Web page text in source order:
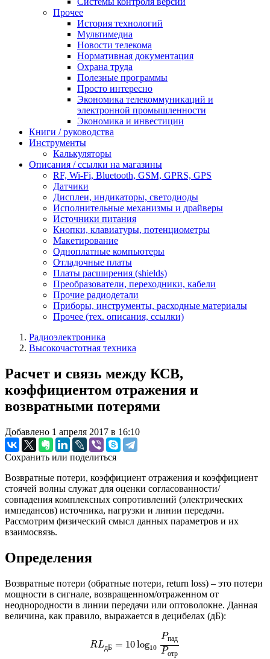
Прочее
История технологий
Мультимедиа
Новости телекома
Нормативная документация
Охрана труда
Полезные программы
Просто интересно
Экономика телекоммуникаций и
электронной промышленности
Экономика и инвестиции
Книги / руководства
Инструменты
Калькуляторы
Описания / ссылки на магазины
RF, Wi-Fi, Bluetooth, GSM, GPRS, GPS
Датчики
Дисплеи, индикаторы, светодиоды
Исполнительные механизмы и драйверы
Источники питания
Кнопки, клавиатуры, потенциометры
Макетирование
Одноплатные компьютеры
Отладочные платы
Платы расширения (shields)
Преобразователи, переходники, кабели
Прочие радиодетали
Приборы, инструменты, расходные материалы
Прочее (тех. описания, ссылки)
Радиоэлектроника
Высокочастотная техника
Расчет и связь между КСВ,
коэффициентом отражения и
возвратными потерями
Добавлено 1 апреля 2017 в 16:10
Сохранить или поделиться
Возвратные потери, коэффициент отражения и коэффициент
стоячей волны служат для оценки согласованности/
совпадения комплексных сопротивлений (электрических
импедансов) источника, нагрузки и линии передачи.
Рассмотрим физический смысл данных параметров и их
взаимосвязь.
Определения
Возвратные потери (обратные потери, return loss) – это потери
мощности в сигнале, возвращенном/отраженном от
неоднородности в линии передачи или оптоволокне. Данная
величина, как правило, выражается в децибелах (дБ):
RLдБ = 10log10
Pпад
Pотр
ад